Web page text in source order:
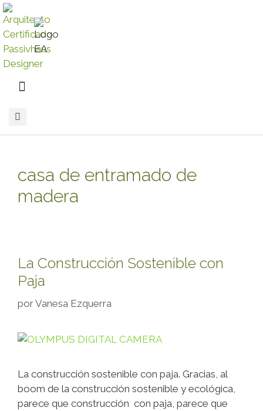
casa de entramado de
madera
La Construcción Sostenible con
Paja
porVanesa Ezquerra
La construcción sostenible con paja. Gracias, al
boom de la construcción sostenible y ecológica,
parece que construcción con paja, parece que